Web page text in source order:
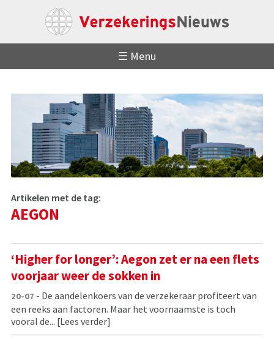
☰ Menu
Artikelen met de tag:
AEGON
‘Higher for longer’: Aegon zet er na een flets
voorjaar weer de sokken in
20-07 - De aandelenkoers van de verzekeraar profiteert van
een reeks aan factoren. Maar het voornaamste is toch
vooral de... [Lees verder]